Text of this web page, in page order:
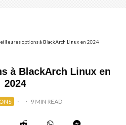
options à BlackArch Linux en 2024
à BlackArch Linux en
2024
· · 9 MIN READ